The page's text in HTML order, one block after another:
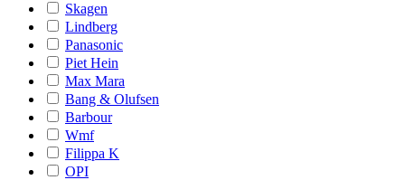
Skagen
Lindberg
Panasonic
Piet Hein
Max Mara
Bang & Olufsen
Barbour
Wmf
Filippa K
OPI